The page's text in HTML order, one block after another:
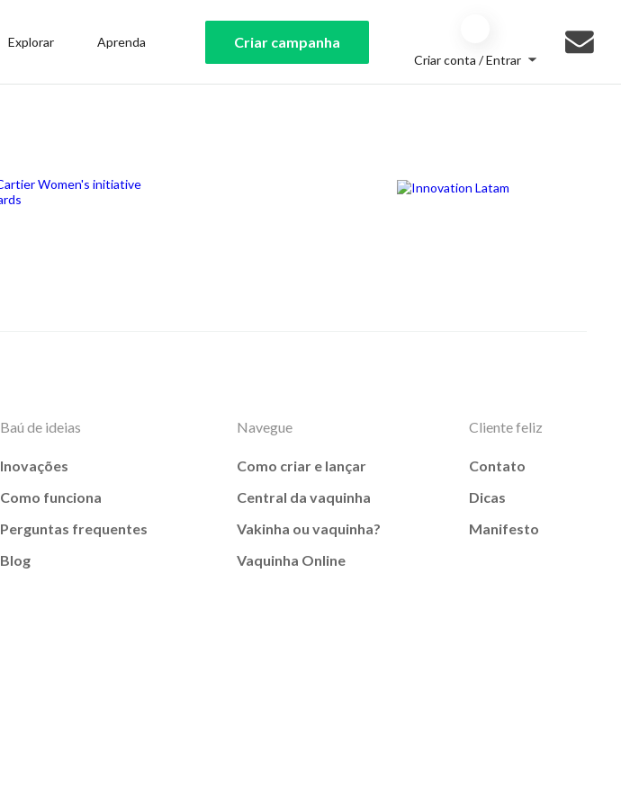
Explorar Aprenda Criar campanha
Criar conta / Entrar
Baú de ideias
Inovações
Como funciona
Perguntas frequentes
Blog
Navegue
Como criar e lançar
Central da vaquinha
Vakinha ou vaquinha?
Vaquinha Online
Cliente feliz
Contato
Dicas
Manifesto